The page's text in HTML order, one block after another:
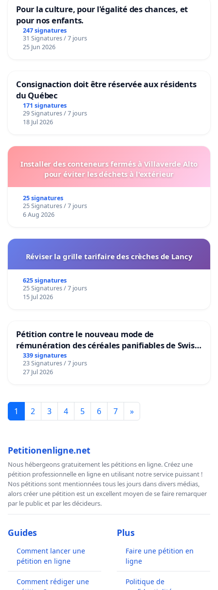
Pour la culture, pour l'égalité des chances, et
pour nos enfants.
247 signatures
31 Signatures / 7 jours
25 Jun 2026
Consignaction doit être réservée aux résidents
du Québec
171 signatures
29 Signatures / 7 jours
18 Jul 2026
Installer des conteneurs fermés à Villaverde Alto
pour éviter les déchets à l'extérieur
25 signatures
25 Signatures / 7 jours
6 Aug 2026
Réviser la grille tarifaire des crèches de Lancy
625 signatures
25 Signatures / 7 jours
15 Jul 2026
Pétition contre le nouveau mode de
rémunération des céréales panifiables de Swiss
granum basé sur la teneur en protéines
339 signatures
23 Signatures / 7 jours
27 Jul 2026
1 2 3 4 5 6 7 »
Petitionenligne.net
Nous hébergeons gratuitement les pétitions en ligne. Créez une
pétition professionnelle en ligne en utilisant notre service puissant !
Nos pétitions sont mentionnées tous les jours dans divers médias,
alors créer une pétition est un excellent moyen de se faire remarquer
par le public et par les décideurs.
Guides
Comment lancer une
pétition en ligne
Comment rédiger une
Plus
Faire une pétition en
ligne
Politique de